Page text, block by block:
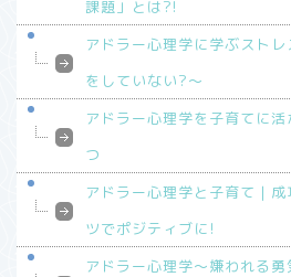
課題」とは?!
アドラー心理学に学ぶスト
をしていない?～
アドラー心理学を子育てに
つ
アドラー心理学と子育て｜
ツでポジティブに!
アドラー心理学～嫌われる